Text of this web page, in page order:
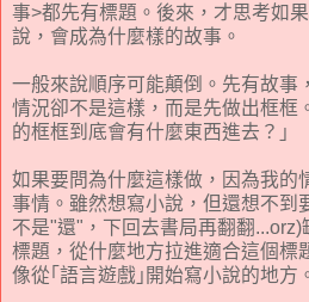
事>都先有標題。後來，才思考如
說，會成為什麼樣的故事。
一般來說順序可能顛倒。先有故事
情況卻不是這樣，而是先做出框框
的框框到底會有什麼東西進去？｣
如果要問為什麼這樣做，因為我的
事情。雖然想寫小說，但還想不到
不是"還"，下回去書局再翻翻
標題，從什麼地方拉進適合這個標
像從｢語言遊戲｣開始寫小說的地方